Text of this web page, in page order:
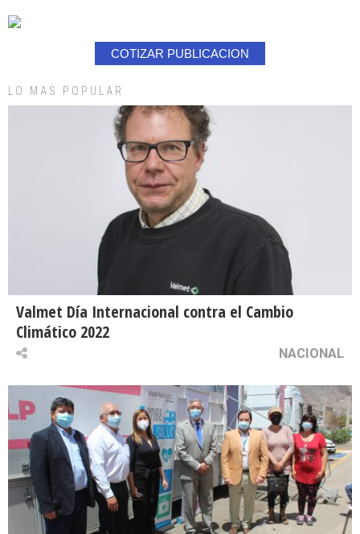
COTIZAR PUBLICACION
LO MAS POPULAR
Valmet Día Internacional contra el Cambio
Climático 2022
NACIONAL